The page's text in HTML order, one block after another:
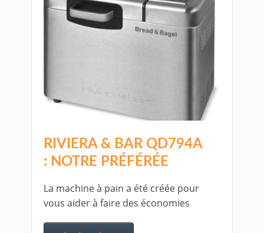
RIVIERA & BAR QD794A
: NOTRE PRÉFÉRÉE
La machine à pain a été créée pour
vous aider à faire des économies